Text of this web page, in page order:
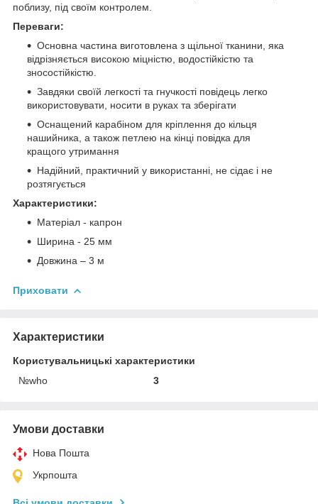
поблизу, під своїм контролем.
Переваги:
Основна частина виготовлена ​​з щільної тканини, яка
відрізняється високою міцністю, водостійкістю та
зносостійкістю.
Завдяки своїй легкості та гнучкості повідець легко
використовувати, носити в руках та зберігати
Оснащений карабіном для кріплення до кільця
нашийника, а також петлею на кінці повідка для
кращого утримання
Надійний, практичний у використанні, не сідає і не
розтягується
Характеристики:
Матеріал - капрон
Ширина - 25 мм
Довжина – 3 м
Приховати
Характеристики
Користувальницькі характеристики
№who
3
Умови доставки
Нова Пошта
Укрпошта